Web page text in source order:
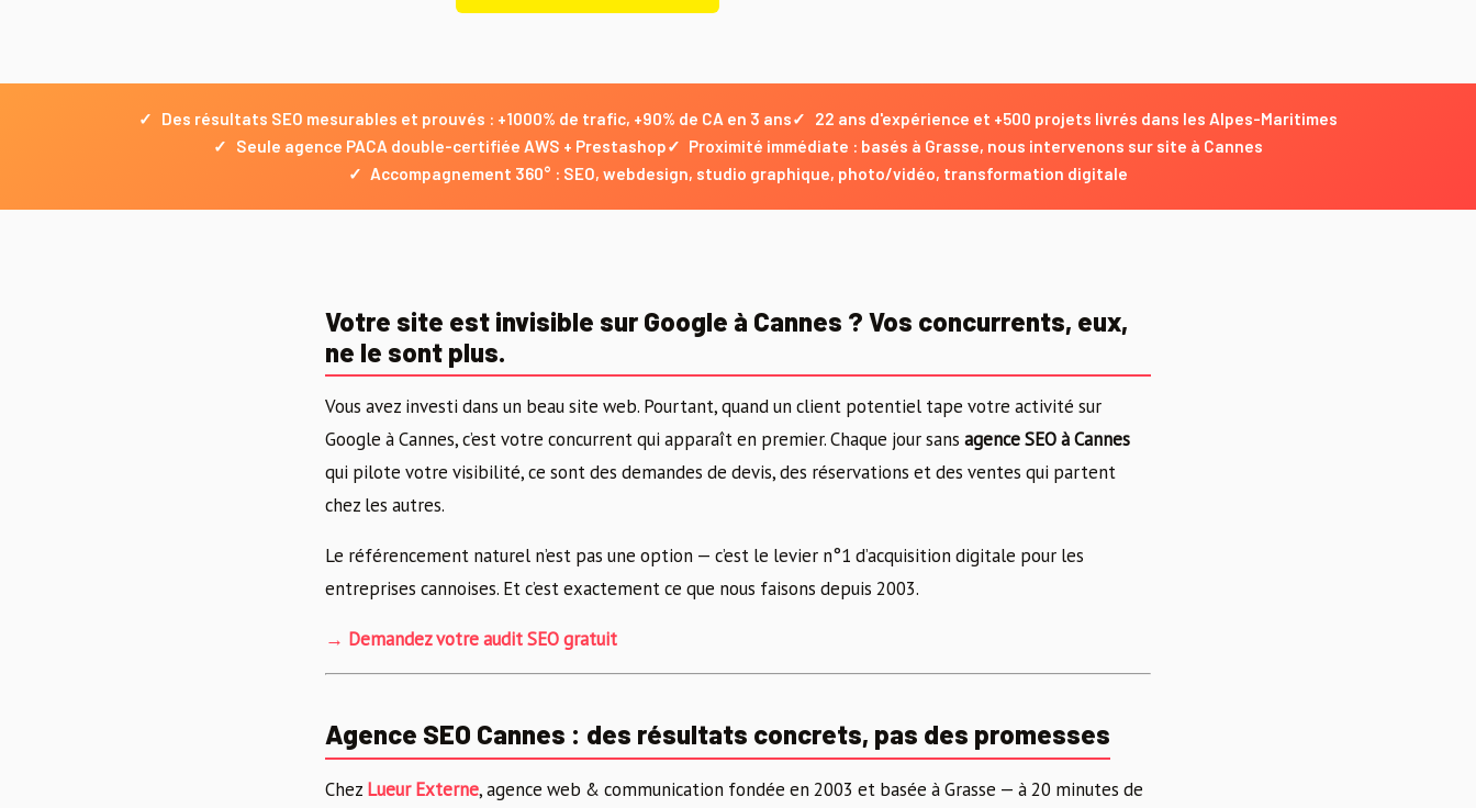
✓ Des résultats SEO mesurables et prouvés : +1000% de trafic, +90% de CA en 3 ans✓
22 ans d'expérience et +500 projets livrés dans les Alpes-Maritimes
✓
Seule agence PACA double-certifiée AWS + Prestashop✓ Proximité immédiate : basés à Grasse, nous intervenons sur site à Cannes
✓ Accompagnement 360° : SEO, webdesign, studio graphique, photo/vidéo, transformation digitale
Votre site est invisible sur Google à Cannes ? Vos concurrents, eux,
ne le sont plus.
Vous avez investi dans un beau site web. Pourtant, quand un client potentiel tape votre activité sur
Google à Cannes, c’est votre concurrent qui apparaît en premier. Chaque jour sans agence SEO à Cannes
qui pilote votre visibilité, ce sont des demandes de devis, des réservations et des ventes qui partent
chez les autres.
Le référencement naturel n’est pas une option — c’est le levier n°1 d’acquisition digitale pour les
entreprises cannoises. Et c’est exactement ce que nous faisons depuis 2003.
→ Demandez votre audit SEO gratuit
Agence SEO Cannes : des résultats concrets, pas des promesses
Chez Lueur Externe, agence web & communication fondée en 2003 et basée à Grasse — à 20 minutes de